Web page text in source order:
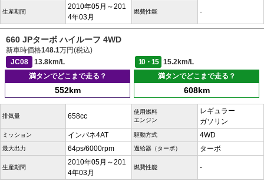
生産期間
2010年05月～201
4年03月
燃費性能 -
660 JPターボ ハイルーフ 4WD
新車時価格148.1万円(税込)
JC08
13.8km/L 10・15
15.2km/L
満タンでどこまで走る？
552km
満タンでどこまで走る？
608km
排気量 658cc
使用燃料
エンジン
レギュラー
ガソリン
ミッション インパネ4AT 駆動方式 4WD
最大出力 64ps/6000rpm 過給器（ターボ） ターボ
生産期間
2010年05月～201
4年03月
燃費性能 -